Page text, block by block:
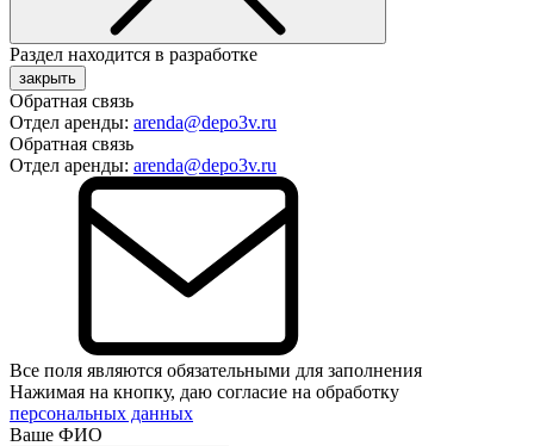
Раздел находится в разработке
закрыть
Обратная связь
Отдел аренды: arenda@depo3v.ru
Обратная связь
Отдел аренды: arenda@depo3v.ru
Все поля являются обязательными для заполнения
Нажимая на кнопку, даю согласие на обработку
персональных данных
Ваше ФИО